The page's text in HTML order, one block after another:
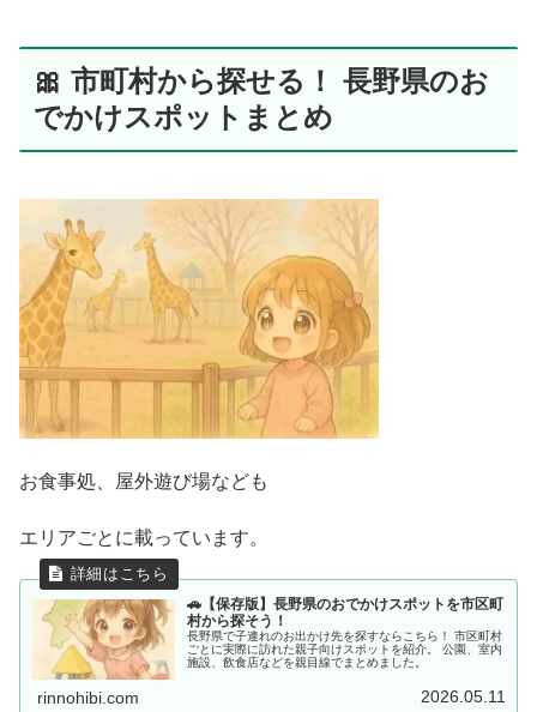
🎀 市町村から探せる！ 長野県のお
でかけスポットまとめ
お食事処、屋外遊び場なども
エリアごとに載っています。
🚗【保存版】長野県のおでかけスポットを市区町
村から探そう！
長野県で子連れのお出かけ先を探すならこちら！ 市区町村
ごとに実際に訪れた親子向けスポットを紹介。 公園、室内
施設、飲食店などを親目線でまとめました。
rinnohibi.com 2026.05.11